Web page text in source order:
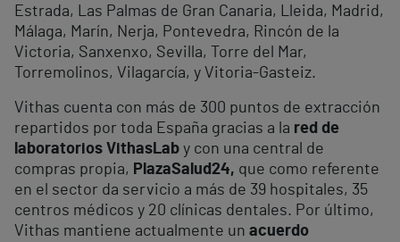
Estrada, Las Palmas de Gran Canaria, Lleida, Madrid,
Málaga, Marín, Nerja, Pontevedra, Rincón de la
Victoria, Sanxenxo, Sevilla, Torre del Mar,
Torremolinos, Vilagarcía, y Vitoria-Gasteiz.
Vithas cuenta con más de 300 puntos de extracción
repartidos por toda España gracias a la red de
laboratorios VithasLab y con una central de
compras propia, PlazaSalud24, que como referente
en el sector da servicio a más de 39 hospitales, 35
centros médicos y 20 clínicas dentales. Por último,
Vithas mantiene actualmente un acuerdo